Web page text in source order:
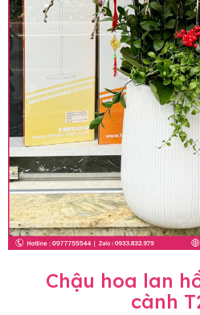
Chậu hoa lan
cành